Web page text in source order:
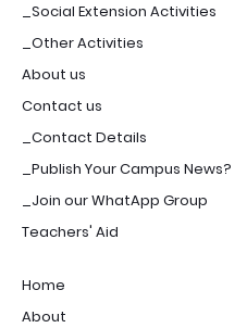
_Social Extension Activities
_Other Activities
About us
Contact us
_Contact Details
_Publish Your Campus News?
_Join our WhatApp Group
Teachers' Aid
Home
About